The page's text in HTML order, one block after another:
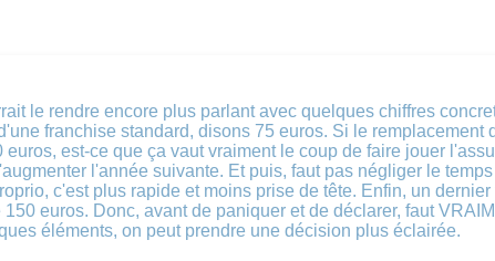
le rendre encore plus parlant avec quelques chiffres
franchise standard, disons 75 euros. Si le
est-ce que ça vaut vraiment le coup de faire jouer
l'année suivante. Et puis, faut pas négliger le
c'est plus rapide et moins prise de tête. Enfin, un
euros. Donc, avant de paniquer et de déclarer, faut
éléments, on peut prendre une décision plus éclairée.